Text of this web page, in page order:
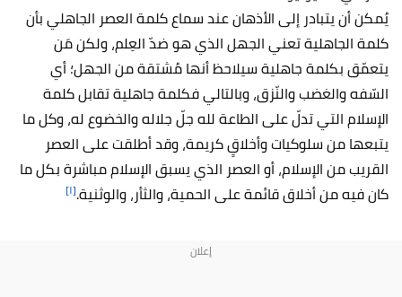
يُمكن أن يتبادر إلى الأذهان عند سماع كلمة العصر الجاهلي بأن
كلمة الجاهلية تعني الجهل الذي هو ضدّ العِلم، ولكن مَن
يتعمّق بكلمة جاهلية سيلاحظ أنها مُشتقة من الجهل؛ أي
السّفه والغضب والنّزق، وبالتالي فكلمة جاهلية تقابل كلمة
الإسلام التي تدلّ على الطاعة لله جلّ جلاله والخضوع له، وكل ما
يتبعها من سلوكيات وأخلاقٍ كريمة، وقد أطلقت على العصر
القريب من الإسلام، أو العصر الذي يسبق الإسلام مباشرة بكل ما
كان فيه من أخلاق قائمة على الحمية، والثأر، والوثنية.[١]